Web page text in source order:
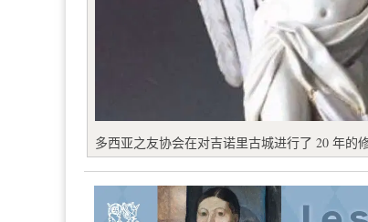
多西亚之友协会在对吉诺里古城进行了 20 年的